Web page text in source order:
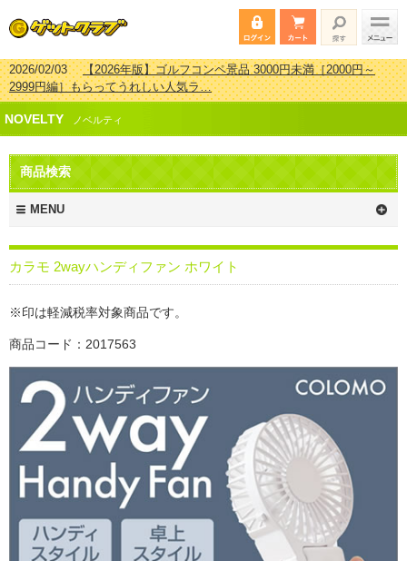
2026/02/03【2026年版】ゴルフコンペ景品 3000円未満［2000円～
2999円編］もらってうれしい人気ラ…
2026/07/15【2026年版】ビンゴゲーム景品おすすめ金額別人気ランキ
ング 更新しました！
2026/04/03【2026年版】ゴルフコンペ景品 3000円未満［2000円～
2999円編］もらってうれしい人気ラ…
2026/02/16
新しました！
NOVELTY ノベルティ
商品検索
MENU
カラモ 2wayハンディファン ホワイト
※印は軽減税率対象商品です。
商品コード：2017563